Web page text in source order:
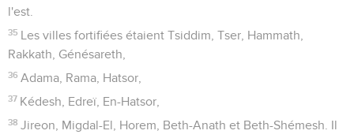
l'est.
35 Les villes fortifiées étaient Tsiddim, Tser, Hammath,
Rakkath, Génésareth,
36 Adama, Rama, Hatsor,
37 Kédesh, Edreï, En-Hatsor,
38 Jireon, Migdal-El, Horem, Beth-Anath et Beth-Shémesh. Il